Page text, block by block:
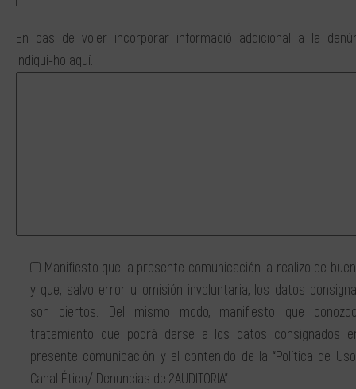
En cas de voler incorporar informació addicional a la
indiqui-ho aquí.
Manifiesto que la presente comunicación la realizo de
y que, salvo error u omisión involuntaria, los datos
son ciertos. Del mismo modo, manifiesto que
tratamiento que podrá darse a los datos consignados
presente comunicación y el contenido de la “Política de
Canal Ético/ Denuncias de 2AUDITORIA".